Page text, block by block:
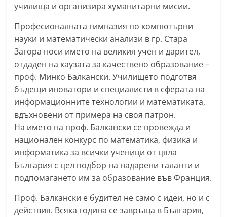
b
.
n
f
o
,
g
a
l
e
y
училища и организира хуманитарни мисии.
Професионалната гимназия по компютърни
науки и математически анализи в гр. Стара
Загора носи името на великия учен и дарител,
отдаден на каузата за качествено образование –
проф. Минко Балкански. Училището подготвя
бъдещи иноватори и специалисти в сферата на
информационните технологии и математиката,
вдъхновени от примера на своя патрон.
На името на проф. Балкански се провежда и
национален конкурс по математика, физика и
информатика за всички ученици от цяла
България с цел подбор на надарени таланти и
подпомагането им за образование във Франция.
Проф. Балкански е будител не само с идеи, но и с
действия. Всяка година се завръща в България,